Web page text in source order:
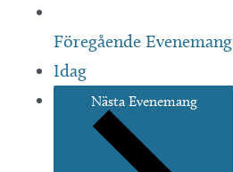
Föregående Evenemang
Idag
Nästa Evenemang